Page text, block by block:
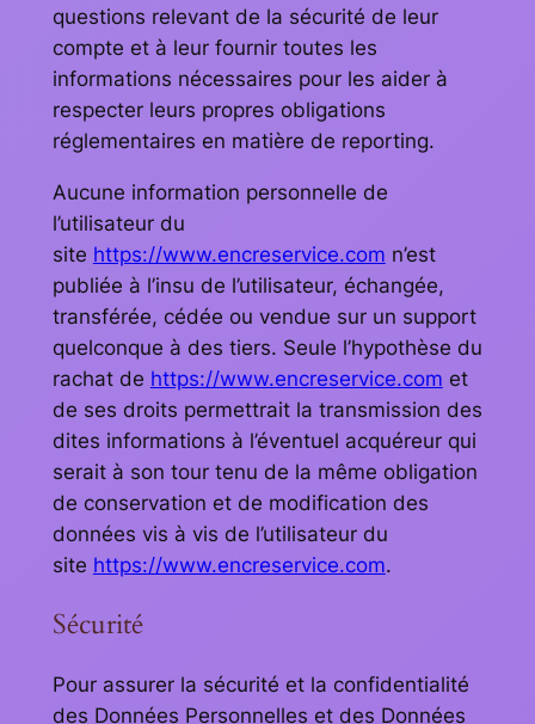
questions relevant de la sécurité de leur
compte et à leur fournir toutes les
informations nécessaires pour les aider à
respecter leurs propres obligations
réglementaires en matière de reporting.
Aucune information personnelle de
l’utilisateur du
site https://www.encreservice.com n’est
publiée à l’insu de l’utilisateur, échangée,
transférée, cédée ou vendue sur un support
quelconque à des tiers. Seule l’hypothèse du
rachat de https://www.encreservice.com et
de ses droits permettrait la transmission des
dites informations à l’éventuel acquéreur qui
serait à son tour tenu de la même obligation
de conservation et de modification des
données vis à vis de l’utilisateur du
site https://www.encreservice.com.
Sécurité
Pour assurer la sécurité et la confidentialité
des Données Personnelles et des Données